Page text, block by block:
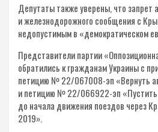
Депутаты также уверены, что запрет
и железнодорожного сообщения с
недопустимым в «демократическом
Представители партии
обратились к гражданам Украины с
петицию № 22/067008-эп «Вернуть
и петицию № 22/066922-эп
до начала движения поездов через
2019».